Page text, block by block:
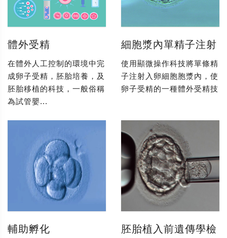
體外受精
在體外人工控制的環境中完
成卵子受精，胚胎培養，及
胚胎移植的科技，一般俗稱
為試管嬰...
細胞漿內單精子注射
使用顯微操作科技將單條精
子注射入卵細胞胞漿內，使
卵子受精的一種體外受精技
輔助孵化
胚胎植入前遺傳學檢